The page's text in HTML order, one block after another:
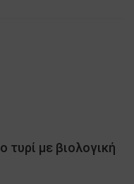
με βιολογική